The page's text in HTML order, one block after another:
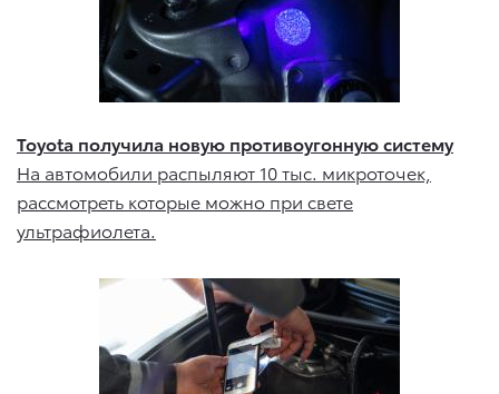
Toyota получила новую противоугонную систему
На автомобили распыляют 10 тыс. микроточек,
рассмотреть которые можно при свете
ультрафиолета.